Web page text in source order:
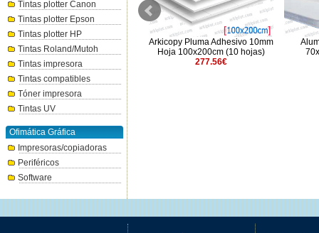
Tintas plotter Canon
Tintas plotter Epson
Tintas plotter HP
Tintas Roland/Mutoh
Tintas impresora
Tintas compatibles
Tóner impresora
Tintas UV
Ofimática Gráfica
Impresoras/copiadoras
Periféricos
Software
Arkicopy Pluma 10mm Hoja
100x140cm (15 hojas)
199.26€
Arkicopy Pluma Adhesivo 10mm
Hoja 100x200cm (10 hojas)
277.56€